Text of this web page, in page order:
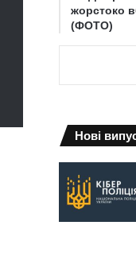
жорстоко
(ФОТО)
Нові